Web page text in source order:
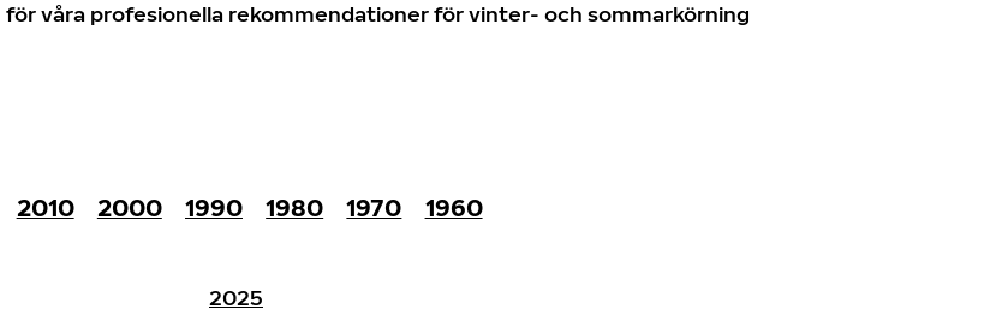
våra profesionella rekommendationer för vinter- och sommarkörning
2010 2000 1990 1980 1970
1960
2025